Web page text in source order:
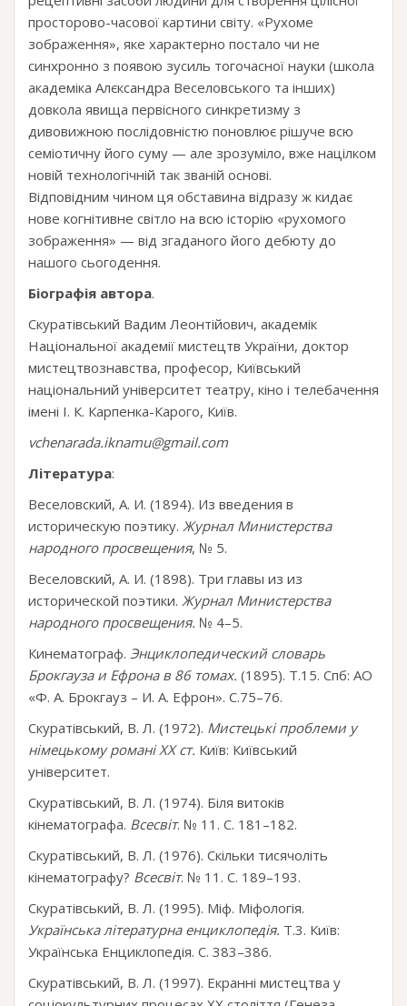
просторово-часової картини світу. «Рухоме
зображення», яке характерно постало чи не
синхронно з появою зусиль тогочасної науки (школа
академіка Алєксандра Веселовського та інших)
довкола явища первісного синкретизму з
дивовижною послідовністю поновлює рішуче всю
семіотичну його суму — але зрозуміло, вже націлком
новій технологічній так званій основі.
Відповідним чином ця обставина відразу ж кидає
нове когнітивне світло на всю історію «рухомого
зображення» — від згаданого його дебюту до
нашого сьогодення.
Біографія автора.
Скуратівський Вадим Леонтійович, академік
Національної академії мистецтв України, доктор
мистецтвознавства, професор, Київський
національний університет театру, кіно і телебачення
імені І. К. Карпенка-Карого, Київ.
vchenarada.iknamu@gmail.com
Література:
Веселовский, А. И. (1894). Из введения в
историческую поэтику. Журнал Министерства
народного просвещения, № 5.
Веселовский, А. И. (1898). Три главы из из
исторической поэтики. Журнал Министерства
народного просвещения. № 4–5.
Кинематограф. Энциклопедический словарь
Брокгауза и Ефрона в 86 томах. (1895). Т.15. Спб: АО
«Ф. А. Брокгауз – И. А. Ефрон». С.75–76.
Скуратівський, В. Л. (1972). Мистецькі проблеми у
німецькому романі ХХ ст. Київ: Київський
університет.
Скуратівський, В. Л. (1974). Біля витоків
кінематографа. Всесвіт. № 11. С. 181–182.
Скуратівський, В. Л. (1976). Скільки тисячоліть
кінематографу? Всесвіт. № 11. С. 189–193.
Скуратівський, В. Л. (1995). Міф. Міфологія.
Українська літературна енциклопедія. Т.3. Київ:
Українська Енциклопедія. С. 383–386.
Скуратівський, В. Л. (1997). Екранні мистецтва у